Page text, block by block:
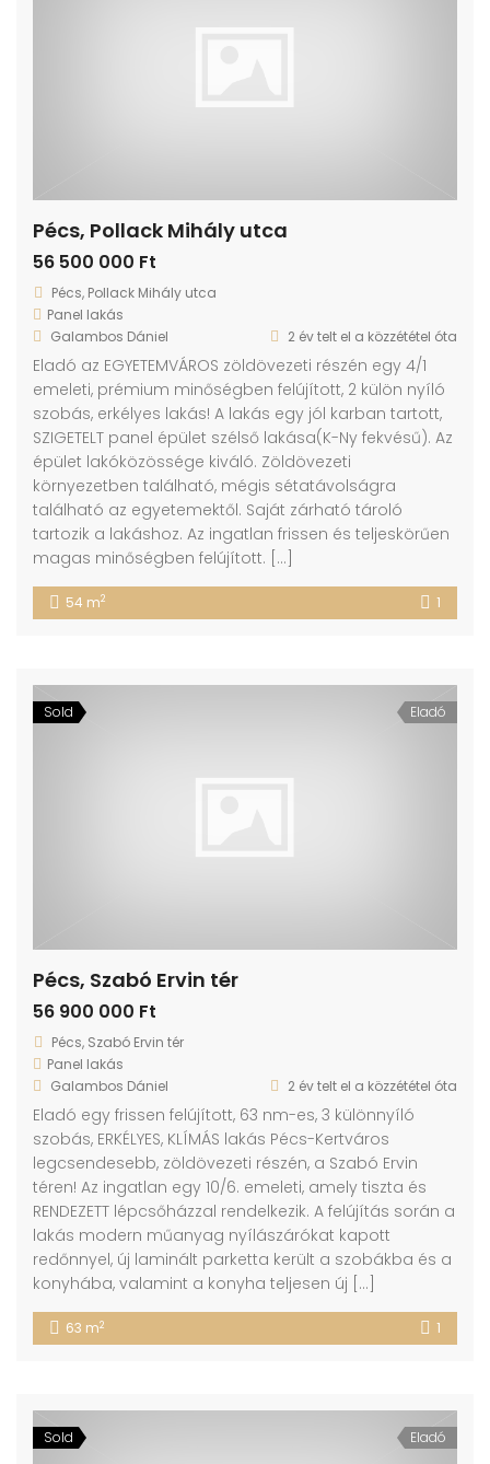
Pécs, Pollack Mihály utca
56 500 000 Ft
Pécs, Pollack Mihály utca
Panel lakás
Galambos Dániel
2 év telt el a közzététel óta
Eladó az EGYETEMVÁROS zöldövezeti részén egy 4/1
emeleti, prémium minőségben felújított, 2 külön nyíló
szobás, erkélyes lakás! A lakás egy jól karban tartott,
SZIGETELT panel épület szélső lakása(K-Ny fekvésű). Az
épület lakóközössége kiváló. Zöldövezeti
környezetben található, mégis sétatávolságra
található az egyetemektől. Saját zárható tároló
tartozik a lakáshoz. Az ingatlan frissen és teljeskörűen
magas minőségben felújított. […]
54 m2 1
Sold Eladó
Pécs, Szabó Ervin tér
56 900 000 Ft
Pécs, Szabó Ervin tér
Panel lakás
Galambos Dániel
2 év telt el a közzététel óta
Eladó egy frissen felújított, 63 nm-es, 3 különnyíló
szobás, ERKÉLYES, KLÍMÁS lakás Pécs-Kertváros
legcsendesebb, zöldövezeti részén, a Szabó Ervin
téren! Az ingatlan egy 10/6. emeleti, amely tiszta és
RENDEZETT lépcsőházzal rendelkezik. A felújítás során a
lakás modern műanyag nyílászárókat kapott
redőnnyel, új laminált parketta került a szobákba és a
konyhába, valamint a konyha teljesen új […]
63 m2 1
Sold Eladó